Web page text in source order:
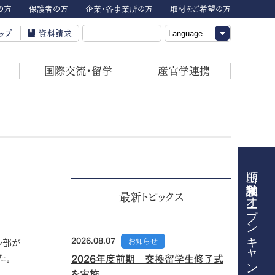
方 保護者の方 企業・各事業所の方 取材をご希望の方
国際交流・留学 産官学連携
プ 資料請求
オープンキャンパス
部が
最新トピックス
2026.08.07 お知らせ
2026年度前期 交換留学生修了式